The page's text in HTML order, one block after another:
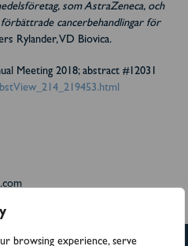
browsing experience, serve
som AstraZeneca, och
cancerbehandlingar för
Rylander, VD Biovica.
Meeting 2018; abstract #12031